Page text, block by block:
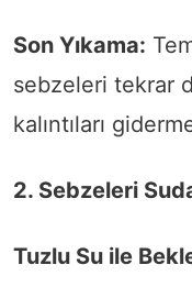
Son Yıkama:
sebzeleri tekrar
kalıntıları
2. Sebzeleri
Tuzlu Su ile